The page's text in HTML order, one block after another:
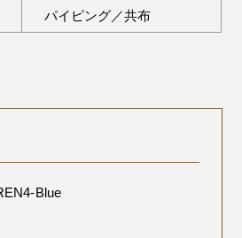
パイピング／共布
Blue